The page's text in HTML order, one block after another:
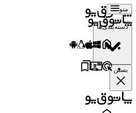
منو
دسته‌بندی‌ها
بستن